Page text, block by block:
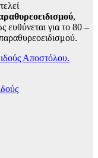
,
ευθύνεται για το 80 –
Αποστόλου.